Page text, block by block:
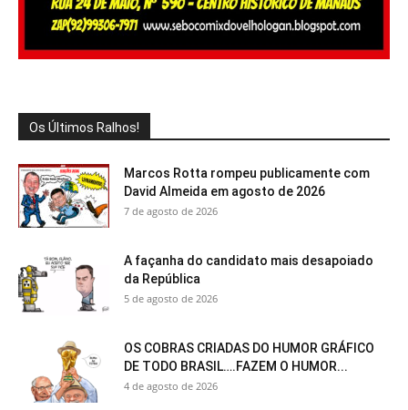
Os Últimos Ralhos!
Marcos Rotta rompeu publicamente com
David Almeida em agosto de 2026
7 de agosto de 2026
A façanha do candidato mais desapoiado
da República
5 de agosto de 2026
OS COBRAS CRIADAS DO HUMOR GRÁFICO
DE TODO BRASIL….FAZEM O HUMOR...
4 de agosto de 2026